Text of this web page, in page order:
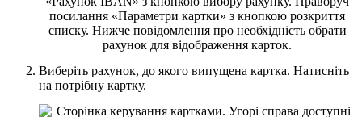
Виберіть рахунок, до якого випущена картка. Натисніть
на потрібну картку.